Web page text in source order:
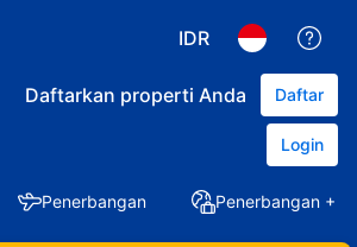
IDR
Daftarkan properti Anda Daftar
Login
Penerbangan Penerbangan +